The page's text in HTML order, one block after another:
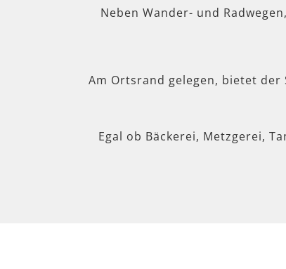
Neben Wander- und
Am Ortsrand gelegen, bietet der
Egal ob Bäckerei, Metzgerei,